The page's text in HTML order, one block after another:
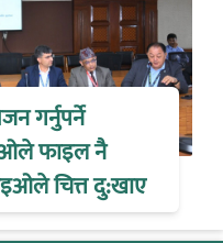
गर्नुपर्ने
फाइल नै
चित्त दु:खाए